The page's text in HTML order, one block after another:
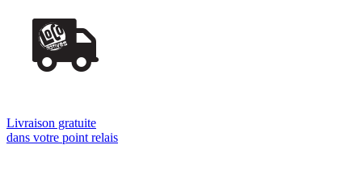
Livraison gratuite
dans votre point relais